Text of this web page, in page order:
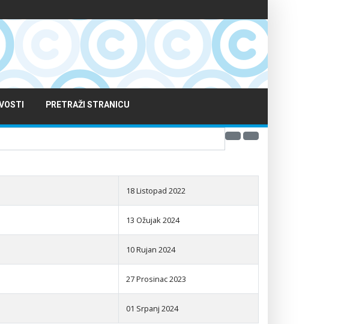
PRETRAŽI STRANICU
18 Listopad 2022
13 Ožujak 2024
10 Rujan 2024
27 Prosinac 2023
01 Srpanj 2024